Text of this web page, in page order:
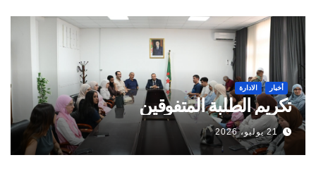
أخبار الادارة
تكريم الطلبة المتفوقين
21 يوليو، 2026